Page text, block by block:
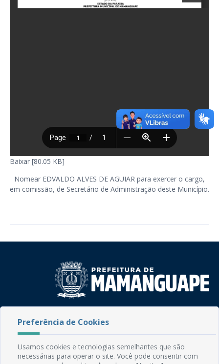
Baixar [80.05 KB]
Nomear EDVALDO ALVES DE AGUIAR para exercer o cargo,
em comissão, de Secretário de Administração deste Município.
CEP: 58.280-000 - Mamanguape/PB
Fone: (83) 3292-2246
Email: comunicacao@mamanguape.pb.gov.br
Expediente: Segunda à Sexta, das 08h às 13h
Preferência de Cookies
Usamos cookies e tecnologias semelhantes que são
necessárias para operar o site. Você pode consentir com